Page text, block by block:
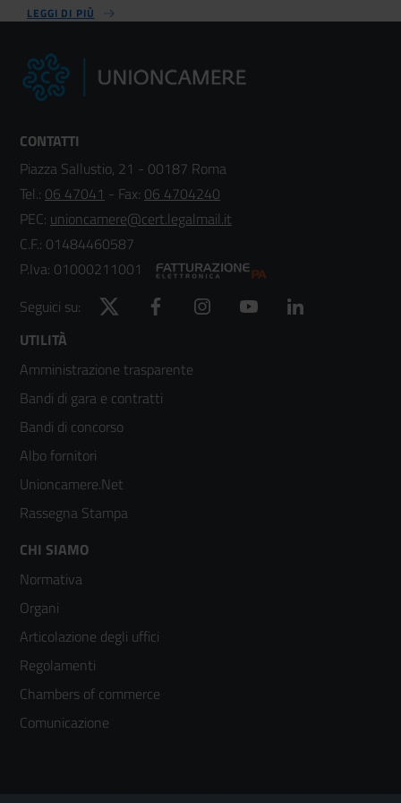
LEGGI DI PIÙ
CONTATTI
Piazza Sallustio, 21 - 00187 Roma
Tel.: 06 47041 - Fax: 06 4704240
PEC: unioncamere@cert.legalmail.it
C.F.: 01484460587
P.Iva: 01000211001
Seguici su:
Twitter Facebook Instagram YouTube
Footer
menù
colonna
2
UTILITÀ
Amministrazione trasparente
Bandi di gara e contratti
Bandi di concorso
Albo fornitori
Unioncamere.Net
Rassegna Stampa
Footer
menù
colonna
3
CHI SIAMO
Normativa
Organi
Articolazione degli uffici
Regolamenti
Chambers of commerce
Comunicazione